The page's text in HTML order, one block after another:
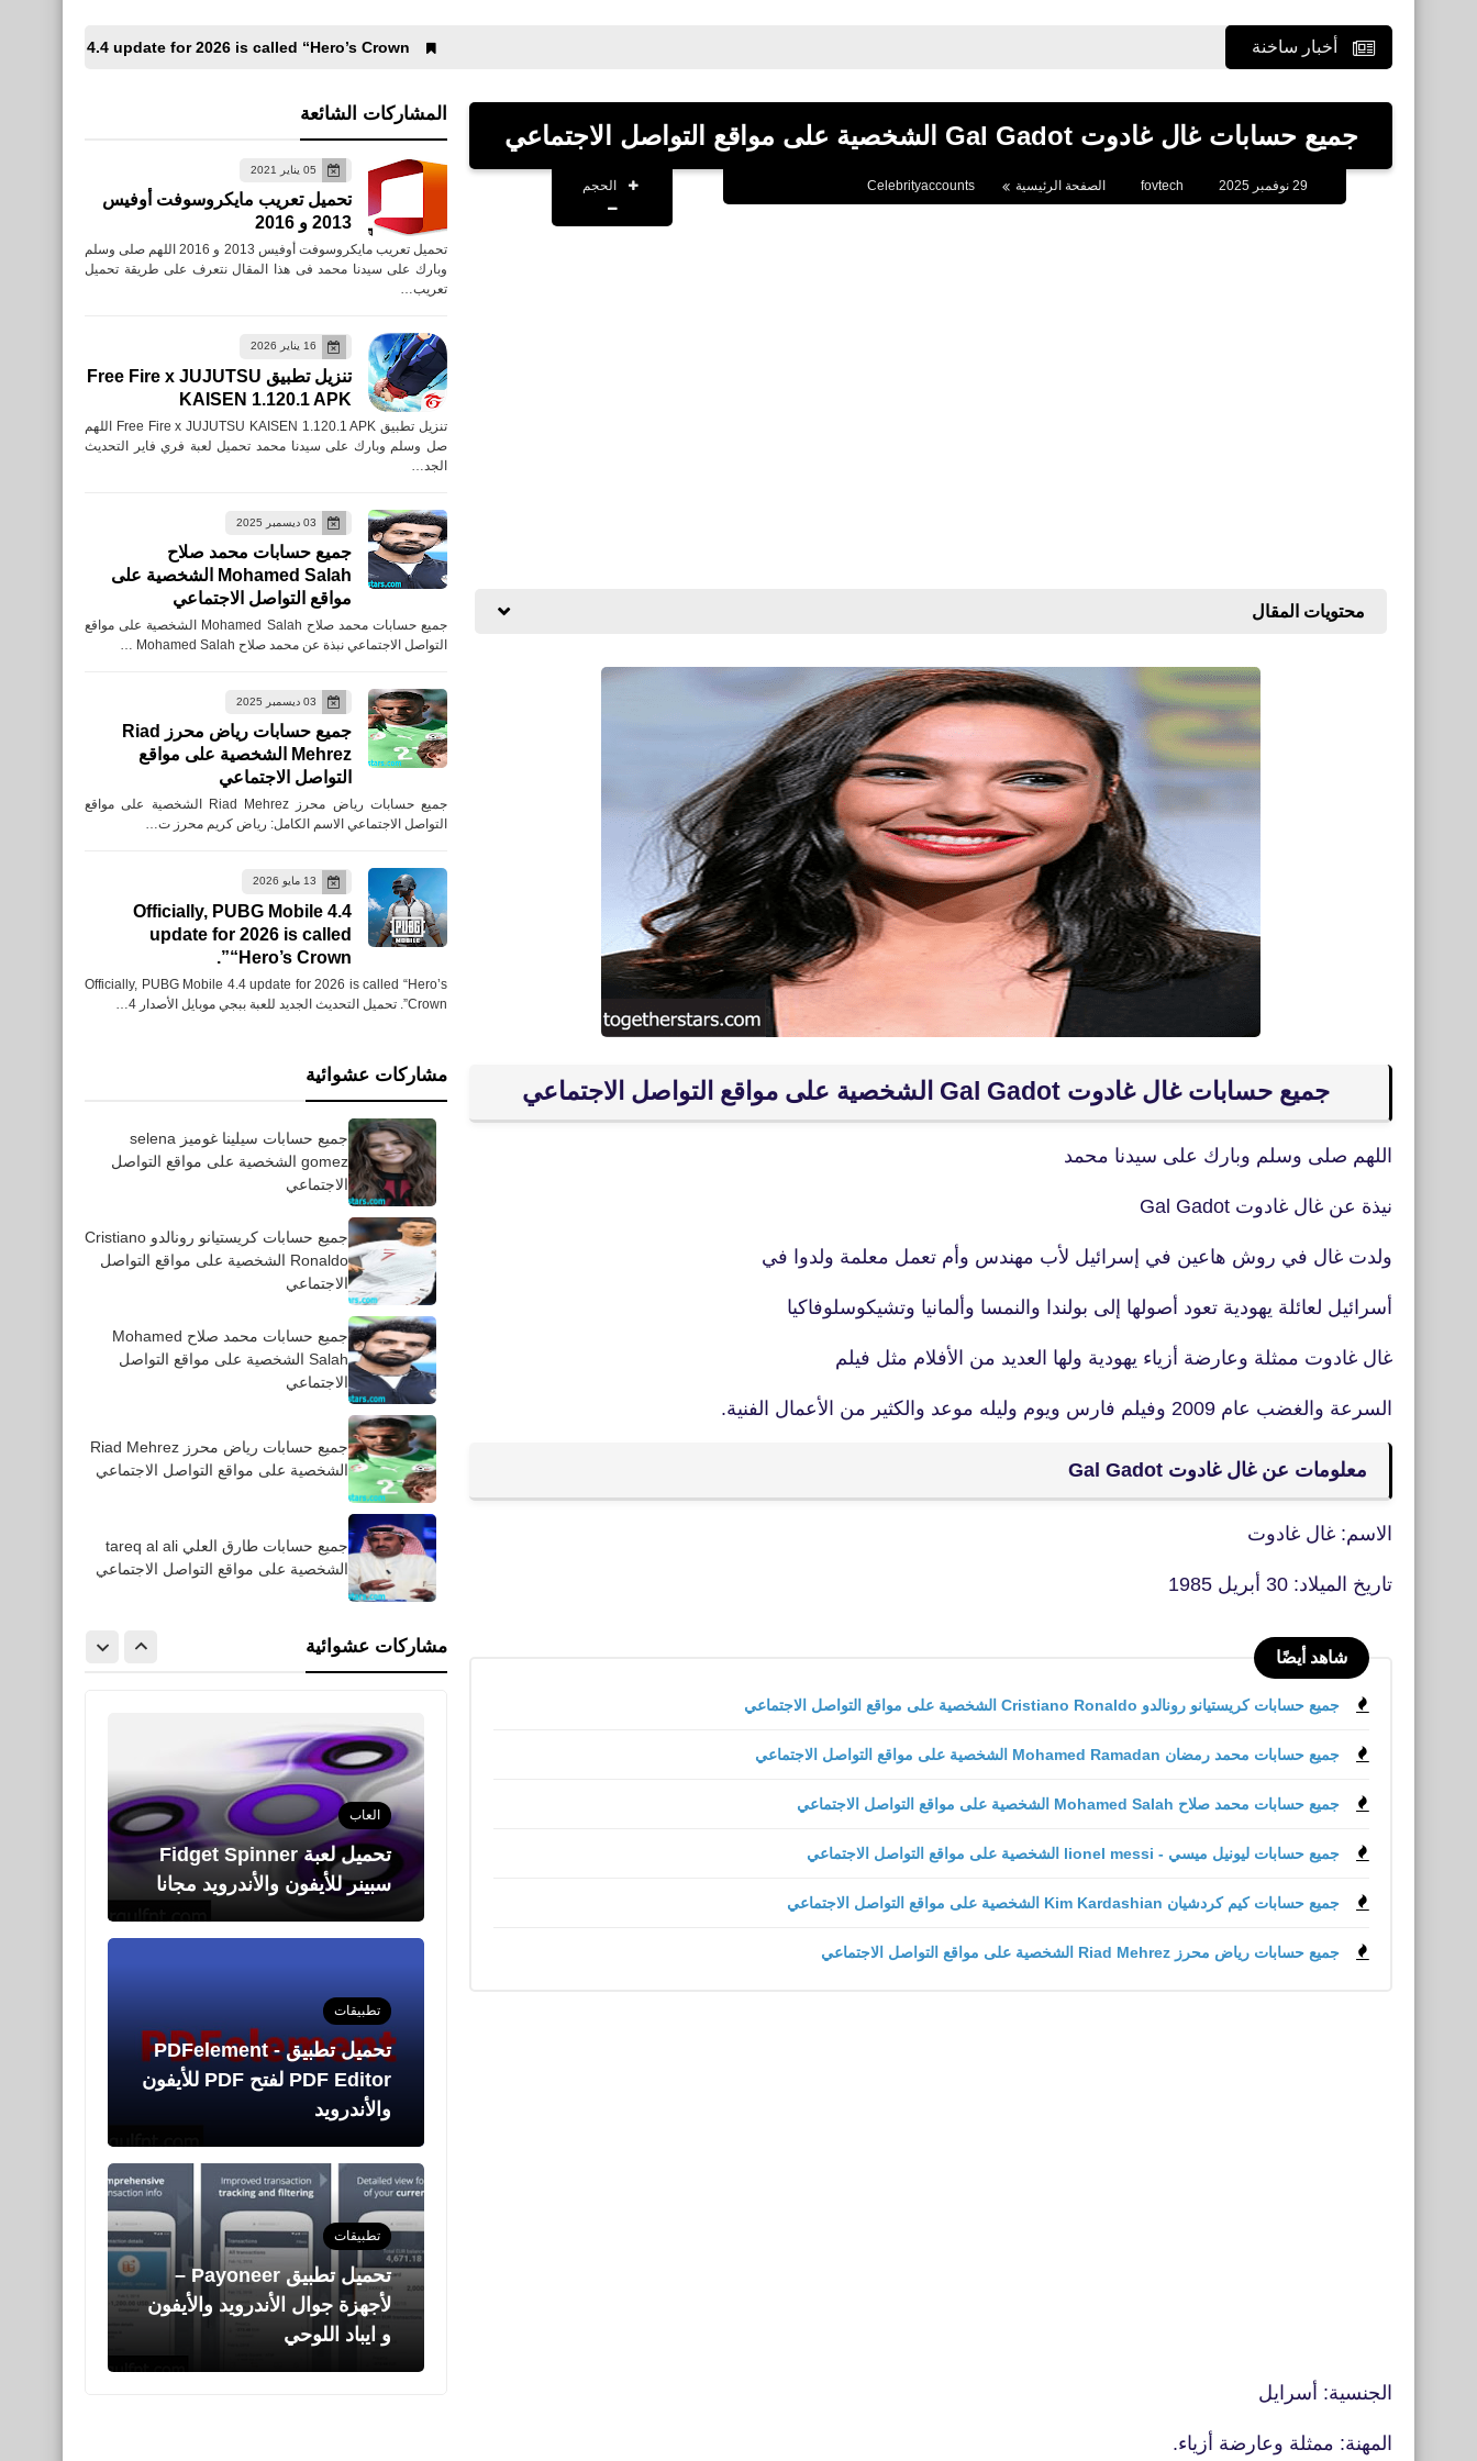
أخبار ساخنة PUBG Mobile 4.4 update for 2026 is called “Hero’s Crown”.
جميع حسابات غال غادوت Gal Gadot الشخصية على مواقع التواصل الاجتماعي
fovtech الصفحة الرئيسية Celebrityaccounts الحجم
محتويات المقال
جميع حسابات غال غادوت Gal Gadot الشخصية على مواقع التواصل الاجتماعي
اللهم صلى وسلم وبارك على سيدنا محمد
نيذة عن غال غادوت Gal Gadot
ولدت غال في روش هاعين في إسرائيل لأب مهندس وأم تعمل معلمة ولدوا في
أسرائيل لعائلة يهودية تعود أصولها إلى بولندا والنمسا وألمانيا وتشيكوسلوفاكيا
غال غادوت ممثلة وعارضة أزياء يهودية ولها العديد من الأفلام مثل فيلم
السرعة والغضب عام 2009 وفيلم فارس ويوم وليله موعد والكثير من الأعمال الفنية.
معلومات عن غال غادوت Gal Gadot
الاسم: غال غادوت
تاريخ الميلاد: 30 أبريل 1985
شاهد أيضًا
جميع حسابات كريستيانو رونالدو Cristiano Ronaldo الشخصية على مواقع التواصل الاجتماعي
جميع حسابات محمد رمضان Mohamed Ramadan الشخصية على مواقع التواصل الاجتماعي
جميع حسابات محمد صلاح Mohamed Salah الشخصية على مواقع التواصل الاجتماعي
جميع حسابات ليونيل ميسي - lionel messi الشخصية على مواقع التواصل الاجتماعي
جميع حسابات كيم كردشيان Kim Kardashian الشخصية على مواقع التواصل الاجتماعي
جميع حسابات رياض محرز Riad Mehrez الشخصية على مواقع التواصل الاجتماعي
الجنسية: أسرايل
المهنة: ممثلة وعارضة أزياء.
المشاركات الشائعة
05 يناير 2021
تحميل تعريب مايكروسوفت أوفيس
2013 و 2016
تحميل تعريب مايكروسوفت أوفيس 2013 و 2016 اللهم صلى وسلم
وبارك على سيدنا محمد فى هذا المقال نتعرف على طريقة تحميل
تعريب…
16 يناير 2026
تنزيل تطبيق Free Fire x JUJUTSU
KAISEN 1.120.1 APK
تنزيل تطبيق Free Fire x JUJUTSU KAISEN 1.120.1 APK اللهم
صل وسلم وبارك على سيدنا محمد تحميل لعبة فري فاير التحديث
الجد…
03 ديسمبر 2025
جميع حسابات محمد صلاح
Mohamed Salah الشخصية على
مواقع التواصل الاجتماعي
جميع حسابات محمد صلاح Mohamed Salah الشخصية على مواقع
التواصل الاجتماعي نبذة عن محمد صلاح Mohamed Salah …
03 ديسمبر 2025
جميع حسابات رياض محرز Riad
Mehrez الشخصية على مواقع
التواصل الاجتماعي
جميع حسابات رياض محرز Riad Mehrez الشخصية على مواقع
التواصل الاجتماعي الاسم الكامل: رياض كريم محرز ت…
13 مايو 2026
Officially, PUBG Mobile 4.4
update for 2026 is called
“Hero’s Crown”.
Officially, PUBG Mobile 4.4 update for 2026 is called “Hero’s
Crown”. تحميل التحديث الجديد للعبة ببجي موبايل الأصدار 4…
مشاركات عشوائية
جميع حسابات سيلينا غوميز selena
gomez الشخصية على مواقع التواصل
الاجتماعي
جميع حسابات كريستيانو رونالدو Cristiano
Ronaldo الشخصية على مواقع التواصل
الاجتماعي
جميع حسابات محمد صلاح Mohamed
Salah الشخصية على مواقع التواصل
الاجتماعي
جميع حسابات رياض محرز Riad Mehrez
الشخصية على مواقع التواصل الاجتماعي
جميع حسابات طارق العلي tareq al ali
الشخصية على مواقع التواصل الاجتماعي
مشاركات عشوائية
....
والقوي لعام 2020
العاب
تحميل لعبة Fidget Spinner
سبينر للأيفون والأندرويد مجانا
fovtech
تطبيقات
تحميل تطبيق PDFelement -
والأندرويد
تحميل تطبيق Payoneer –
لأجهزة جوال الأندرويد والأيفون
و ايباد اللوحي
تقنية
موقع لمعرفة كود لون الصورة
بدون أستخدام برامج
....
مواصفات هاتف سامسونج
والقوي لعام 2020
العاب
تحميل لعبة Fidget Spinner
سبينر للأيفون والأندرويد مجانا
تطبيقات
تحميل تطبيق PDFelement -
PDF Editor لفتح PDF للأيفون
والأندرويد
تطبيقات
تحميل تطبيق Payoneer –
لأجهزة جوال الأندرويد والأيفون
و ايباد اللوحي